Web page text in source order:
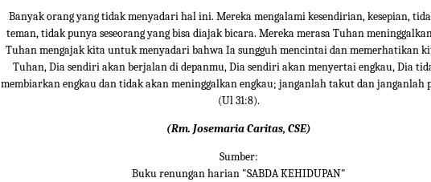
Banyak orang yang tidak menyadari hal ini. Mereka mengalami kesendirian, kesepian,
teman, tidak punya seseorang yang bisa diajak bicara. Mereka merasa Tuhan
Tuhan mengajak kita untuk menyadari bahwa Ia sungguh mencintai dan memerhatikan
Tuhan, Dia sendiri akan berjalan di depanmu, Dia sendiri akan menyertai engkau, Dia
membiarkan engkau dan tidak akan meninggalkan engkau; janganlah takut dan janganlah
(Ul 31:8).
(Rm. Josemaria Caritas, CSE)
Sumber:
Buku renungan harian "SABDA KEHIDUPAN"